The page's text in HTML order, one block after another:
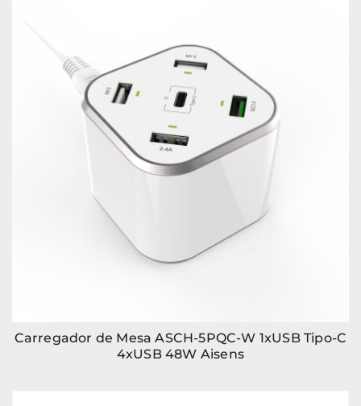
Carregador de Mesa ASCH-5PQC-W 1xUSB Tipo-C
4xUSB 48W Aisens